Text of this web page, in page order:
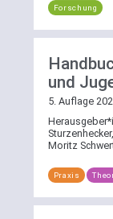
Forschung
und
5. Auflage
Moritz
Praxis